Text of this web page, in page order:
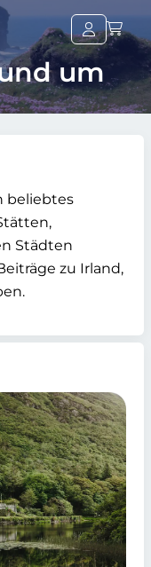
um
beliebtes
Städten
zu Irland,